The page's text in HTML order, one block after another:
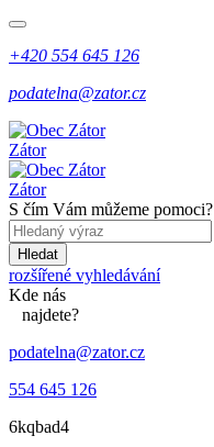
+420 554 645 126
podatelna@zator.cz
Zátor
Zátor
S čím Vám můžeme pomoci?
Hledat
rozšířené vyhledávání
Kde nás
najdete?
podatelna@zator.cz
554 645 126
6kqbad4